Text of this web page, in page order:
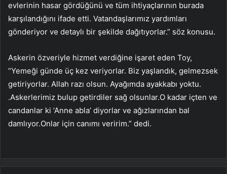
evlerinin hasar gördüğünü ve tüm ihtiyaçlarının burada
karşılandığını ifade etti. Vatandaşlarımız yardımları
gönderiyor ve detaylı bir şekilde dağıtıyorlar.” söz konusu.
Askerin özveriyle hizmet verdiğine işaret eden Toy,
“Yemeği günde üç kez veriyorlar. Biz yaşlandık, gelmezsek
getiriyorlar. Allah razı olsun. Ayağımda ayakkabı yoktu.
.Askerlerimiz bulup getirdiler sağ olsunlar.O kadar içten ve
candanlar ki ‘Anne abla’ diyorlar ve ağızlarından bal
damlıyor.Onlar için canımı veririm.” dedi.